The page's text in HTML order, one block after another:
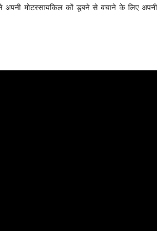
अपनी मोटरसायकिल कों डूबने से बचाने के लिए अपनी